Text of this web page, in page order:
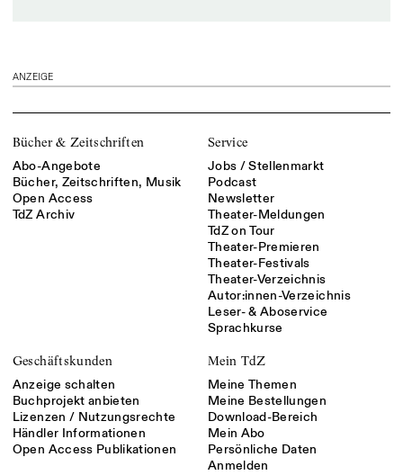
ANZEIGE
Bücher & Zeitschriften
Abo-Angebote
Bücher, Zeitschriften, Musik
Open Access
TdZ Archiv
Service
Jobs / Stellenmarkt
Podcast
Newsletter
Theater-Meldungen
TdZ on Tour
Theater-Premieren
Theater-Festivals
Theater-Verzeichnis
Autor:innen-Verzeichnis
Leser- & Aboservice
Sprachkurse
Geschäftskunden
Anzeige schalten
Buchprojekt anbieten
Lizenzen / Nutzungsrechte
Händler Informationen
Open Access Publikationen
Mein TdZ
Meine Themen
Meine Bestellungen
Download-Bereich
Mein Abo
Persönliche Daten
Anmelden